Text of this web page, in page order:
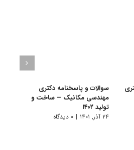
سوالات و پاسخنامه دکتری
مهندسی مکانیک – ساخت و
تولید ۱۴۰۲
۲۴ آذر, ۱۴۰۱ | ۰ دیدگاه